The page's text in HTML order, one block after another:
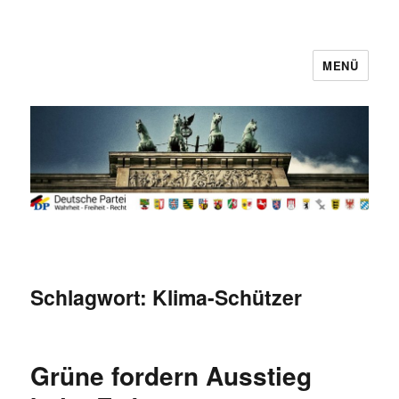
MENÜ
Schlagwort: Klima-Schützer
Grüne fordern Ausstieg